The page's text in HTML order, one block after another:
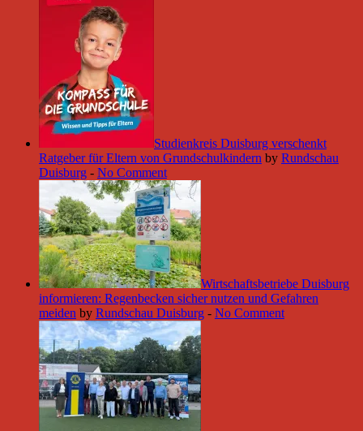
Studienkreis Duisburg verschenkt
Ratgeber für Eltern von Grundschulkindern by Rundschau
Duisburg - No Comment
Wirtschaftsbetriebe Duisburg
informieren: Regenbecken sicher nutzen und Gefahren
meiden by Rundschau Duisburg - No Comment